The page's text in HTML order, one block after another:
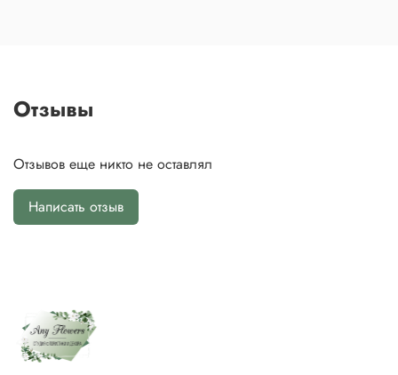
Отзывы
Отзывов еще никто не оставлял
Написать отзыв